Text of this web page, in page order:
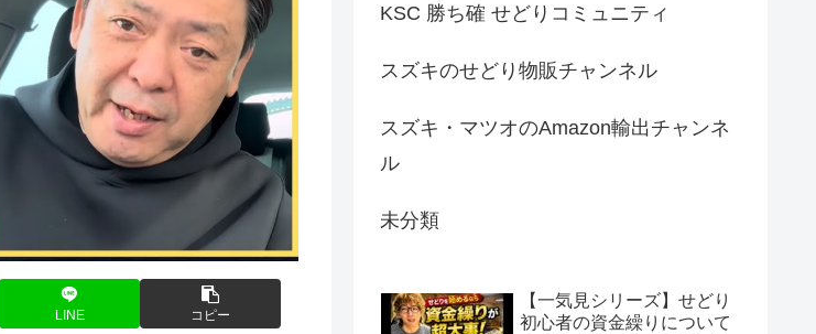
LINE コピー
KSC 勝ち確 せどりコミュニティ
スズキのせどり物販チャンネル
スズキ・マツオのAmazon輸出チャンネ
ル
未分類
【一気見シリーズ】せどり
初心者の資金繰りについて